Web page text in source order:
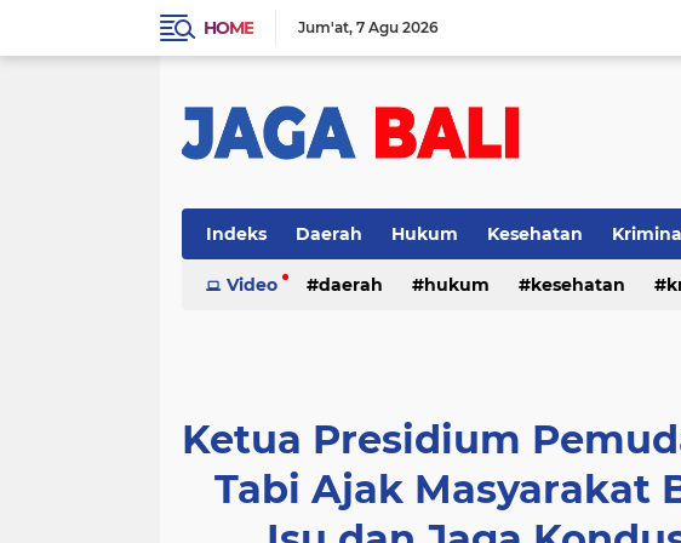
HOME Jum'at 7 Agu 2026
Indeks Daerah Hukum Kesehatan
Video daerah hukum kesehatan
Ketua Presidium
Tabi Ajak Masyarakat